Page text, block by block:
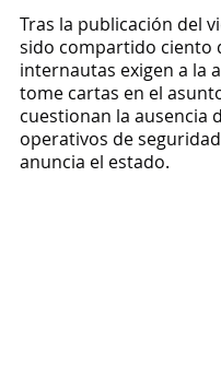
Tras la publicación del
sido compartido ciento
internautas exigen a la
tome cartas en el
cuestionan la ausencia
operativos de
anuncia el estado.